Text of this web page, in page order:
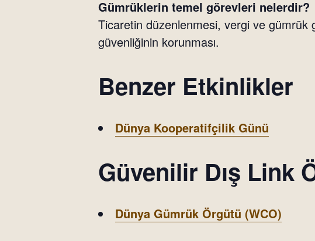
Gümrüklerin temel görevleri nelerdir?
Ticaretin düzenlenmesi, vergi ve gümrük
güvenliğinin korunması.
Benzer Etkinlikler
Dünya Kooperatifçilik Günü
Güvenilir Dış Link
Dünya Gümrük Örgütü (WCO)